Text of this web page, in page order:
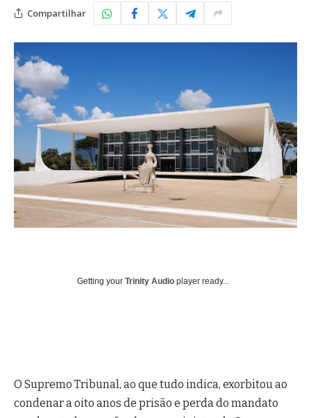
Compartilhar
Getting your Trinity Audio player ready...
O Supremo Tribunal, ao que tudo indica, exorbitou ao
condenar a oito anos de prisão e perda do mandato